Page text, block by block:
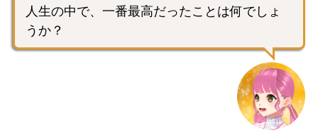
人生の中で、一番最高だったことは何でしょ
うか？